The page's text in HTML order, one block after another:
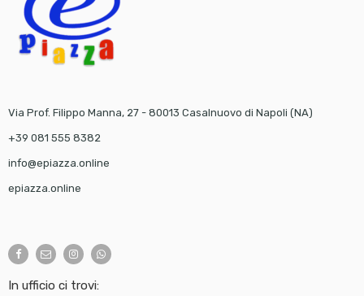
Via Prof. Filippo Manna, 27 - 80013 Casalnuovo di Napoli (NA)
+39 081 555 8382
info@epiazza.online
epiazza.online
In ufficio ci trovi: